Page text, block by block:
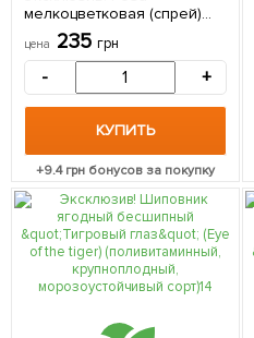
мелкоцветковая (спрей)
"Мон Флери" (Mont Fleury)
(саженец класса АА+)
упаковке
цена 235 грн
- +
КУПИТЬ
+9.4грн бонусов за покупку